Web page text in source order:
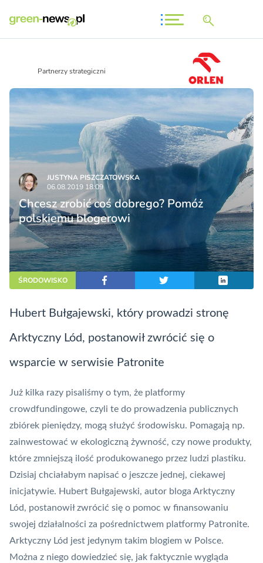
Partnerzy strategiczni
JUSTYNA PISZCZATOWSKA
06.08.2019 18:09
Chcesz zrobić coś dobrego? Pomóż
polskiemu blogerowi
ŚRODOWISKO
Hubert Bułgajewski, który prowadzi stronę
Arktyczny Lód, postanowił zwrócić się o
wsparcie w serwisie Patronite
Już kilka razy pisaliśmy o tym, że platformy
crowdfundingowe, czyli te do prowadzenia publicznych
zbiórek pieniędzy, mogą służyć środowisku. Pomagają np.
zainwestować w ekologiczną żywność, czy nowe produkty,
które zmniejszą ilość produkowanego przez ludzi plastiku.
Dzisiaj chciałabym napisać o jeszcze jednej, ciekawej
inicjatywie. Hubert Bułgajewski, autor bloga Arktyczny
Lód, postanowił zwrócić się o pomoc w finansowaniu
swojej działalności za pośrednictwem platformy Patronite.
Arktyczny Lód jest jedynym takim blogiem w Polsce.
Można z niego dowiedzieć się, jak faktycznie wygląda